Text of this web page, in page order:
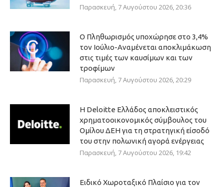
Παρασκευή, 7 Αυγούστου 2026, 20:36
Ο Πληθωρισμός υποχώρησε στο 3,4%
τον Ιούλιο-Αναμένεται αποκλιμάκωση
στις τιμές των καυσίμων και των
τροφίμων
Παρασκευή, 7 Αυγούστου 2026, 20:29
Η Deloitte Ελλάδος αποκλειστικός
χρηματοοικονομικός σύμβουλος του
Ομίλου ΔΕΗ για τη στρατηγική είσοδό
του στην πολωνική αγορά ενέργειας
Παρασκευή, 7 Αυγούστου 2026, 19:42
Ειδικό Χωροταξικό Πλαίσιο για τον